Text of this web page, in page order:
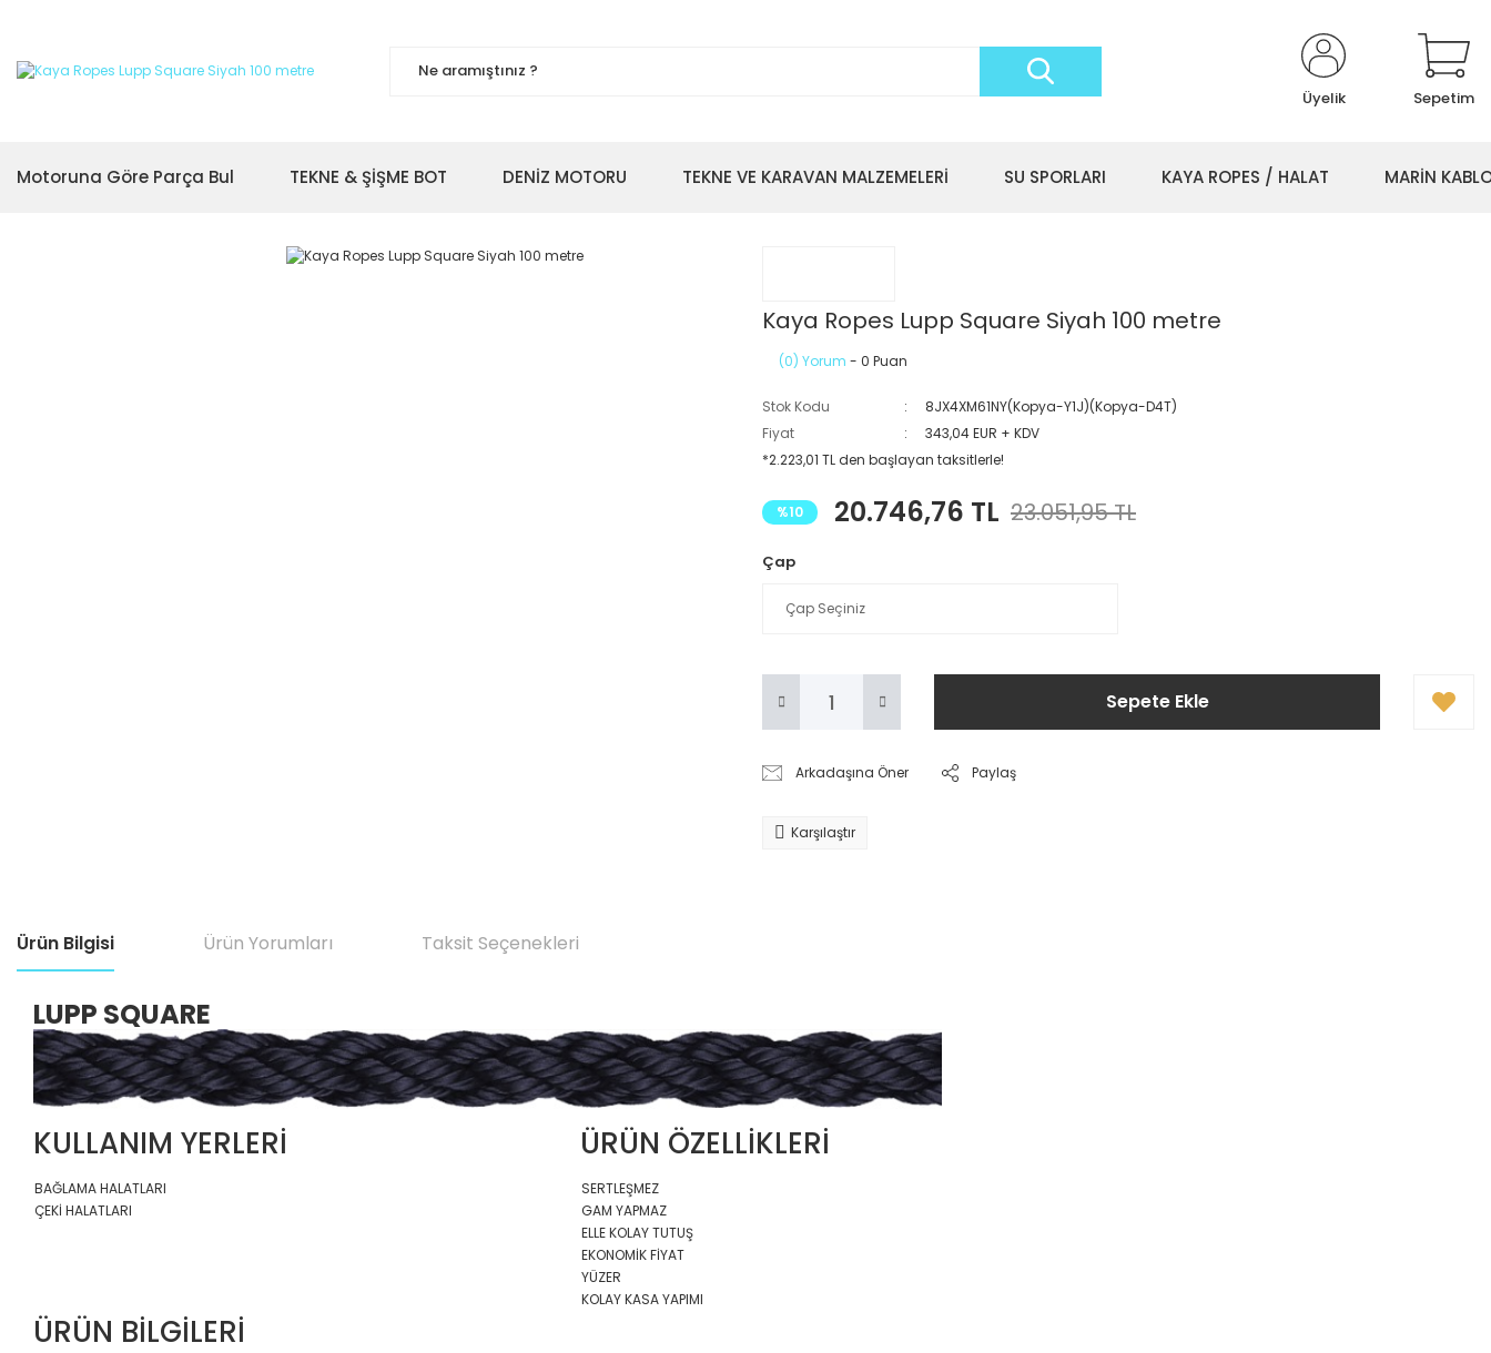
Üyelik Sepetim
Motoruna Göre Parça Bul TEKNE & ŞİŞME BOT DENİZ MOTORU TEKNE VE KARAVAN MALZEMELERİ SU SPORLARI KAYA ROPES / HALAT MARİN
Kaya Ropes Lupp Square Siyah 100 metre
(0) Yorum - 0 Puan
Stok Kodu
8JX4XM61NY(Kopya-Y1J)(Kopya-D4T)
Fiyat
343,04 EUR + KDV
*2.223,01 TL den başlayan taksitlerle!
%10 20.746,76 TL 23.051,95 TL
Çap
Sepete Ekle
Arkadaşına Öner Paylaş
Karşılaştır
Ürün Bilgisi Ürün Yorumları Taksit Seçenekleri
LUPP SQUARE
KULLANIM YERLERİ
BAĞLAMA HALATLARI
ÇEKİ HALATLARI
ÜRÜN ÖZELLİKLERİ
SERTLEŞMEZ
GAM YAPMAZ
ELLE KOLAY TUTUŞ
EKONOMİK FİYAT
YÜZER
KOLAY KASA YAPIMI
ÜRÜN BİLGİLERİ